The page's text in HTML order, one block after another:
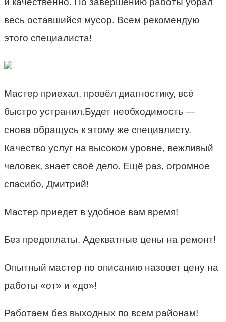
весь оставшийся мусор. Всем рекомендую
этого специалиста!
Мастер приехал, провёл диагностику, всё
быстро устранил.Будет необходимость —
снова обращусь к этому же специалисту.
Качество услуг на высоком уровне, вежливый
человек, знает своё дело. Ещё раз, огромное
спасибо, Дмитрий!
Мастер приедет в удобное вам время!
Без предоплаты. Адекватные цены на ремонт!
Опытный мастер по описанию назовет цену на
работы «от» и «до»!
Работаем без выходных по всем районам!